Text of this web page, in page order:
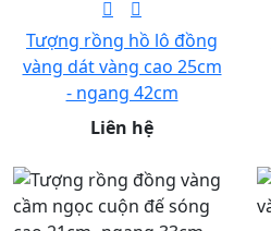
Tượng rồng hồ lô đồng
vàng dát vàng cao 25cm
- ngang 42cm
Liên hệ